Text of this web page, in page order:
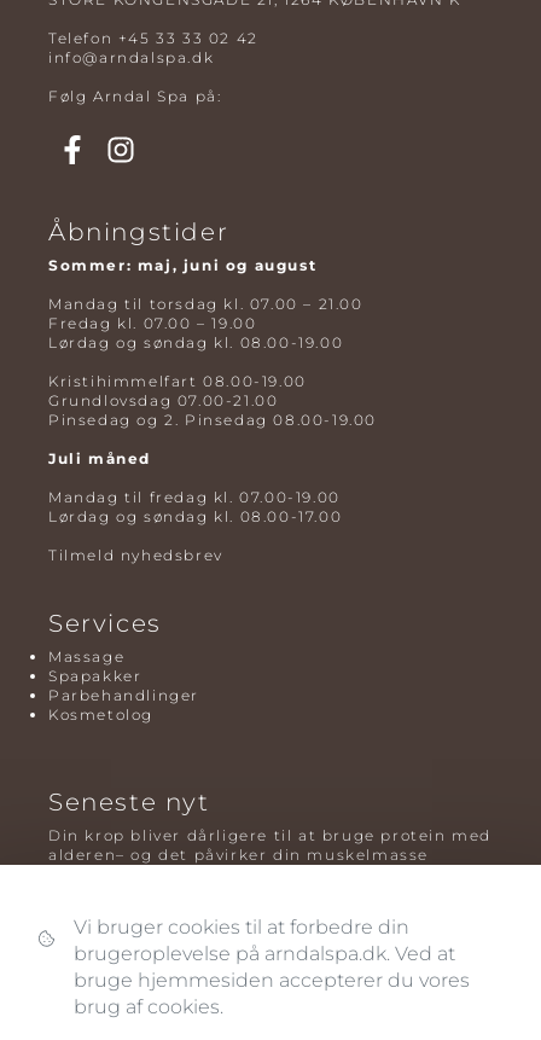
Telefon +45 33 33 02 42
info@arndalspa.dk
Følg Arndal Spa på:
Åbningstider
Sommer: maj, juni og august
Mandag til torsdag kl. 07.00 – 21.00
Fredag kl. 07.00 – 19.00
Lørdag og søndag kl. 08.00-19.00
Kristihimmelfart 08.00-19.00
Grundlovsdag 07.00-21.00
Pinsedag og 2. Pinsedag 08.00-19.00
Juli måned
Mandag til fredag kl. 07.00-19.00
Lørdag og søndag kl. 08.00-17.00
Tilmeld nyhedsbrev
Services
Massage
Spapakker
Parbehandlinger
Kosmetolog
Seneste nyt
Din krop bliver dårligere til at bruge protein med
alderen– og det påvirker din muskelmasse
Plyometrisk træning: hvorfor hop kan være noget
af det mest oversete for knogler og power – før
og efter overgangsalderen
Vi bruger cookies til at forbedre din
brugeroplevelse på arndalspa.dk. Ved at
bruge hjemmesiden accepterer du vores
brug af cookies.